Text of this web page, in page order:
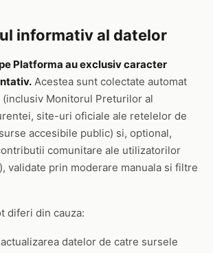
informativ al datelor
Platforma au exclusiv caracter
Acestea sunt colectate automat
Monitorul Preturilor al
site-uri oficiale ale retelelor de
accesibile public) si, optional,
comunitare ale utilizatorilor
validate prin moderare manuala si filtre
diferi din cauza:
datelor de catre sursele